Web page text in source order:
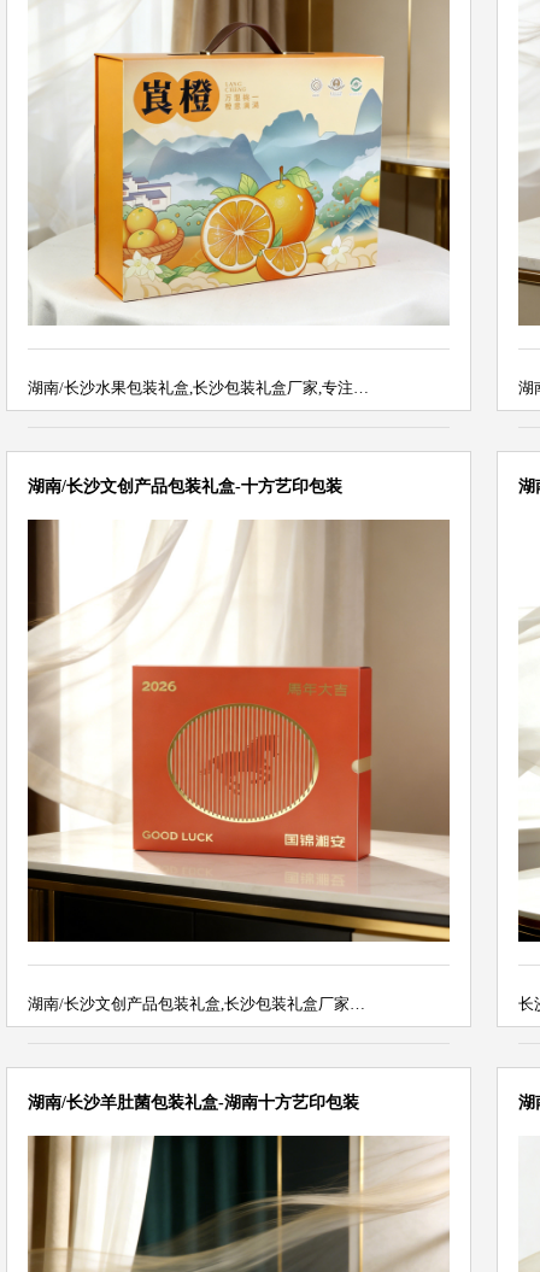
湖南/长沙水果包装礼盒,长沙包装礼盒厂家,专注… 湖
湖南/长沙文创产品包装礼盒-十方艺印包装
湖南/长沙文创产品包装礼盒,长沙包装礼盒厂家…
湖
长
湖南/长沙羊肚菌包装礼盒-湖南十方艺印包装 湖